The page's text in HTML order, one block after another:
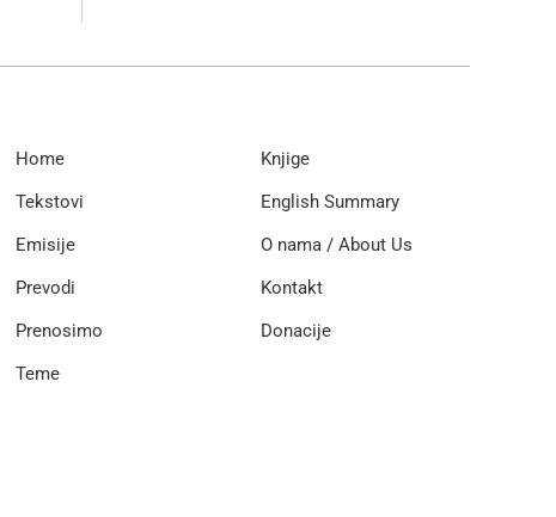
Home
Tekstovi
Emisije
Prevodi
Prenosimo
Teme
Knjige
English Summary
O nama / About Us
Kontakt
Donacije